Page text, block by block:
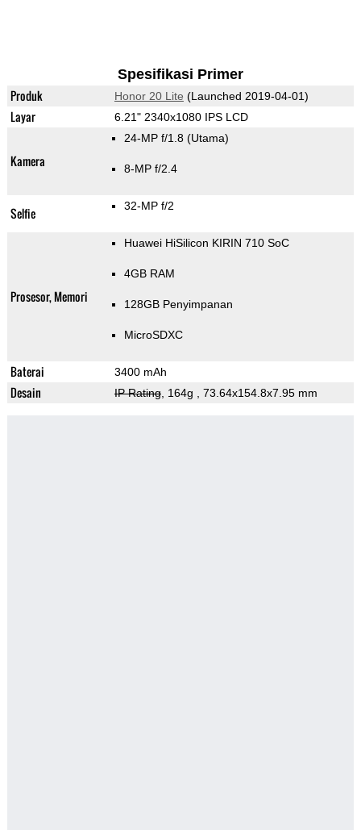
Spesifikasi Primer
Produk Honor 20 Lite (Launched 2019-04-01)
Layar 6.21" 2340x1080 IPS LCD
Kamera
24-MP f/1.8 (Utama)
8-MP f/2.4
Selfie 32-MP f/2
Prosesor, Memori
Huawei HiSilicon KIRIN 710 SoC
4GB RAM
128GB Penyimpanan
MicroSDXC
Baterai 3400 mAh
Desain IP Rating, 164g , 73.64x154.8x7.95 mm